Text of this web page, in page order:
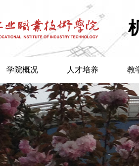
学院概况 人才培养 教